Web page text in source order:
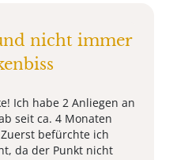
nicht immer
Ich habe 2 Anliegen an
seit ca. 4 Monaten
befürchte ich
da der Punkt nicht